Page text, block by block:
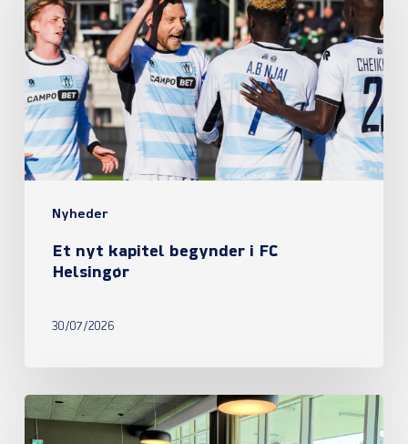
Nyheder
kapitel
begynder
FC
Helsingør
Et nyt kapitel begynder i FC
Helsingør
30/07/2026
Referat
fra